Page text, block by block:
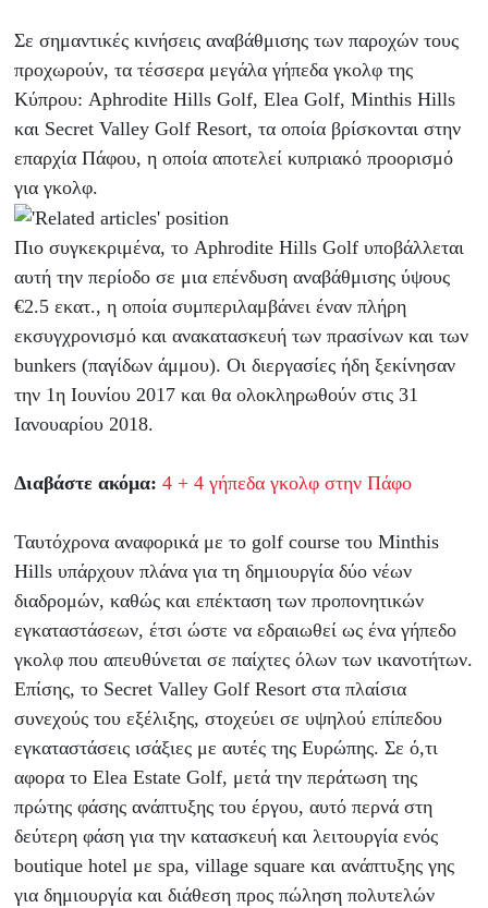
Σε σημαντικές κινήσεις αναβάθμισης των παροχών τους
προχωρούν, τα τέσσερα μεγάλα γήπεδα γκολφ της
Κύπρου: Aphrodite Hills Golf, Elea Golf, Minthis Hills
και Secret Valley Golf Resort, τα οποία βρίσκονται στην
επαρχία Πάφου, η οποία αποτελεί κυπριακό προορισμό
για γκολφ.
Πιο συγκεκριμένα, το Aphrodite Hills Golf υποβάλλεται
αυτή την περίοδο σε μια επένδυση αναβάθμισης ύψους
€2.5 εκατ., η οποία συμπεριλαμβάνει έναν πλήρη
εκσυγχρονισμό και ανακατασκευή των πρασίνων και των
bunkers (παγίδων άμμου). Οι διεργασίες ήδη ξεκίνησαν
την 1η Ιουνίου 2017 και θα ολοκληρωθούν στις 31
Ιανουαρίου 2018.
Διαβάστε ακόμα:4 + 4 γήπεδα γκολφ στην Πάφο
Ταυτόχρονα αναφορικά με το golf course του Minthis
Hills υπάρχουν πλάνα για τη δημιουργία δύο νέων
διαδρομών, καθώς και επέκταση των προπονητικών
εγκαταστάσεων, έτσι ώστε να εδραιωθεί ως ένα γήπεδο
γκολφ που απευθύνεται σε παίχτες όλων των ικανοτήτων.
Επίσης, το Secret Valley Golf Resort στα πλαίσια
συνεχούς του εξέλιξης, στοχεύει σε υψηλού επίπεδου
εγκαταστάσεις ισάξιες με αυτές της Ευρώπης. Σε ό,τι
αφoρα το Elea Estate Golf, μετά την περάτωση της
πρώτης φάσης ανάπτυξης του έργου, αυτό περνά στη
δεύτερη φάση για την κατασκευή και λειτουργία ενός
boutique hotel με spa, village square και ανάπτυξης γης
για δημιουργία και διάθεση προς πώληση πολυτελών